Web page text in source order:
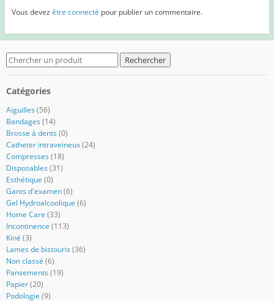
Vous devez être connecté pour publier un commentaire.
Search
for:
Catégories
Aiguilles (56)
Bandages (14)
Brosse à dents (0)
Catheter intraveineux (24)
Compresses (18)
Disposables (31)
Esthétique (0)
Gants d'examen (6)
Gel Hydroalcoolique (6)
Home Care (33)
Incontinence (113)
Kiné (3)
Lames de bistouris (36)
Non classé (6)
Pansements (19)
Papier (20)
Podologie (9)